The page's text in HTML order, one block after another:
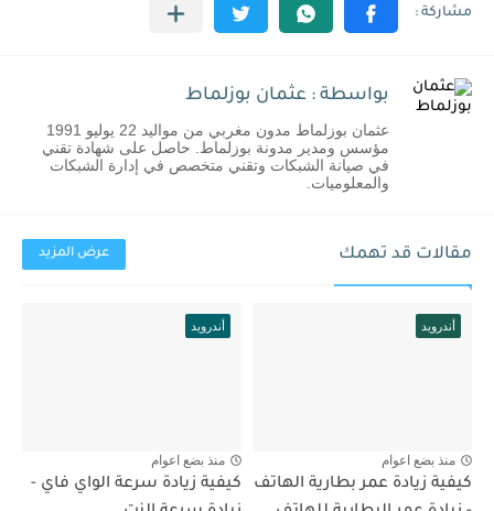
بواسطة : عثمان بوزلماط
عثمان بوزلماط مدون مغربي من مواليد 22 يوليو 1991
مؤسس ومدير مدونة بوزلماط. حاصل على شهادة تقني
في صيانة الشبكات وتقني متخصص في إدارة الشبكات
والمعلوميات.
مقالات قد تهمك عرض المزيد
أندرويد
منذ بضع اعوام
كيفية زيادة عمر بطارية الهاتف
أندرويد
منذ بضع اعوام
كيفية زيادة سرعة الواي فاي -